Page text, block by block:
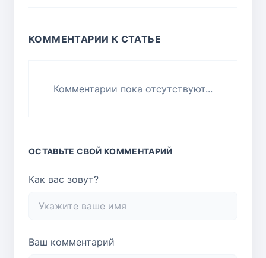
КОММЕНТАРИИ К СТАТЬЕ
Комментарии пока отсутствуют...
ОСТАВЬТЕ СВОЙ КОММЕНТАРИЙ
Как вас зовут?
Ваш комментарий